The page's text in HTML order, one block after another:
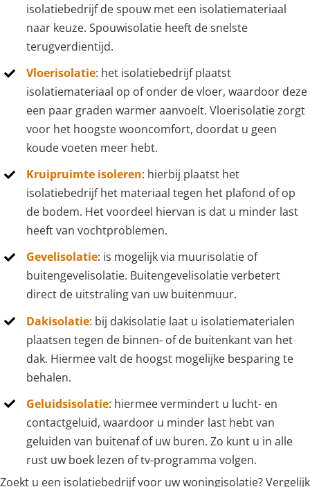
isolatiebedrijf de spouw met een isolatiemateriaal
naar keuze. Spouwisolatie heeft de snelste
terugverdientijd.
Vloerisolatie: het isolatiebedrijf plaatst
isolatiemateriaal op of onder de vloer, waardoor deze
een paar graden warmer aanvoelt. Vloerisolatie zorgt
voor het hoogste wooncomfort, doordat u geen
koude voeten meer hebt.
Kruipruimte isoleren: hierbij plaatst het
isolatiebedrijf het materiaal tegen het plafond of op
de bodem. Het voordeel hiervan is dat u minder last
heeft van vochtproblemen.
Gevelisolatie: is mogelijk via muurisolatie of
buitengevelisolatie. Buitengevelisolatie verbetert
direct de uitstraling van uw buitenmuur.
Dakisolatie: bij dakisolatie laat u isolatiematerialen
plaatsen tegen de binnen- of de buitenkant van het
dak. Hiermee valt de hoogst mogelijke besparing te
behalen.
Geluidsisolatie: hiermee vermindert u lucht- en
contactgeluid, waardoor u minder last hebt van
geluiden van buitenaf of uw buren. Zo kunt u in alle
rust uw boek lezen of tv-programma volgen.
Zoekt u een isolatiebedrijf voor uw woningisolatie? Vergelijk